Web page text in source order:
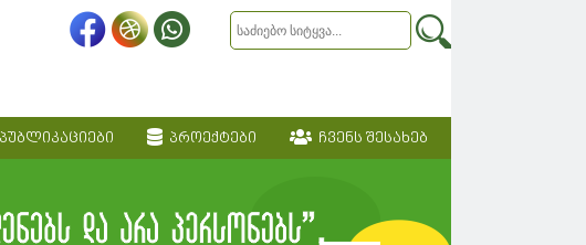
პუბლიკაციები პროექტები ჩვენს შესახებ